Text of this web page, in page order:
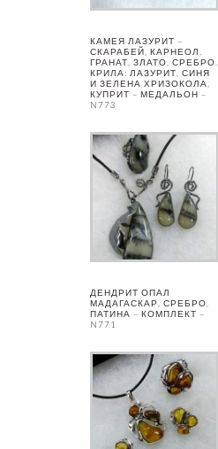
КАМЕЯ ЛАЗУРИТ –
СКАРАБЕЙ, КАРНЕОЛ,
ГРАНАТ, ЗЛАТО, СРЕБРО.
КРИЛА: ЛАЗУРИТ, СИНЯ
И ЗЕЛЕНА ХРИЗОКОЛА,
КУПРИТ – МЕДАЛЬОН –
N773
ДЕНДРИТ ОПАЛ
МАДАГАСКАР, СРЕБРО,
ПАТИНА – КОМПЛЕКТ –
N771